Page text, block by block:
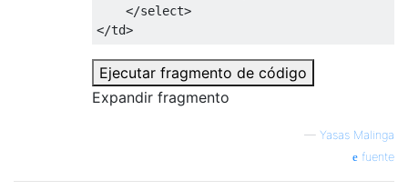
</select>
</td>
Ejecutar fragmento de código
Expandir fragmento
— Yasas Malinga
fuente